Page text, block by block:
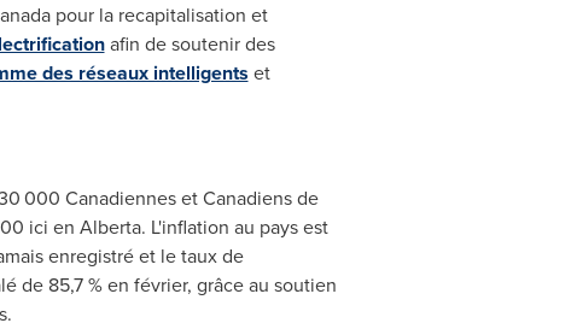
pour la recapitalisation et
afin de soutenir des
des réseaux intelligents et
000 Canadiennes et Canadiens de
ici en Alberta. L'inflation au pays est
enregistré et le taux de
de 85,7 % en février, grâce au soutien